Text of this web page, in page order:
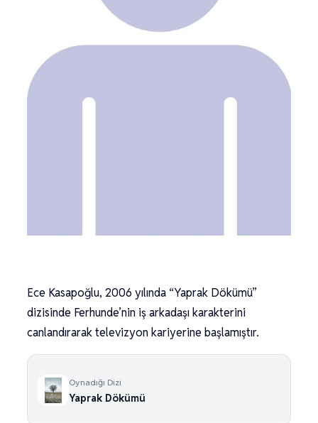
Ece Kasapoğlu, 2006 yılında “Yaprak Dökümü”
dizisinde Ferhunde’nin iş arkadaşı karakterini
canlandırarak televizyon kariyerine başlamıştır.
Oynadığı Dizi
Yaprak Dökümü